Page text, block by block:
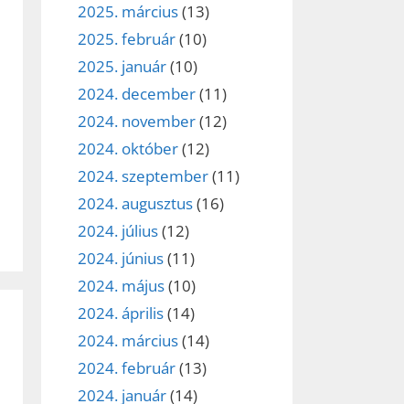
2025. március(13)
2025. február(10)
2025. január(10)
2024. december(11)
2024. november(12)
2024. október(12)
2024. szeptember(11)
2024. augusztus(16)
2024. július(12)
2024. június(11)
2024. május(10)
2024. április(14)
2024. március(14)
2024. február(13)
2024. január(14)